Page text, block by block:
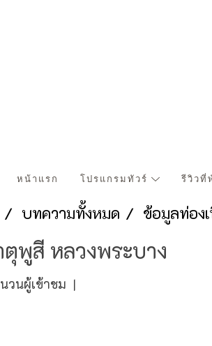
หน้าแรก โปรแกรมทัวร์ รีวิวที่
บทความทั้งหมด ข้อมูลท่อง
ตุพูสี หลวงพระบาง
วนผู้เข้าชม |